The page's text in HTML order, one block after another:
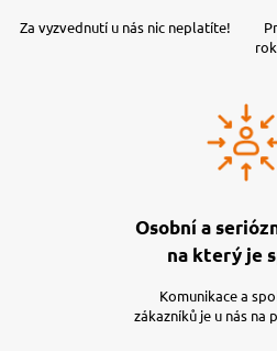
Za vyzvednutí u nás nic neplatíte!
Osobní a
na který je
Komunikace a
zákazníků je u nás na